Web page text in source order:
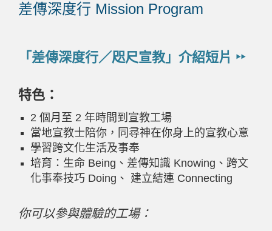
差傳深度行 Mission Program
「差傳深度行／咫尺宣教」介紹短片 ‣‣
特色：
2 個月至 2 年時間到宣教工場
當地宣教士陪你，同尋神在你身上的宣教心意
學習跨文化生活及事奉
培育：生命 Being 、差傳知識 Knowing 、跨文
化事奉技巧 Doing 、 建立結連 Connecting
你可以參與體驗的工場：